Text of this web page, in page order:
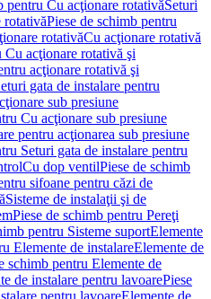
pentru Cu acţionare rotativăSeturi
rotativăPiese de schimb pentru
rotativăCu acţionare rotativă
Cu acţionare rotativă şi
acţionare rotativă şi
gata de instalare pentru
sub presiune
Cu acţionare sub presiune
pentru acţionarea sub presiune
Seturi gata de instalare pentru
Cu dop ventilPiese de schimb
sifoane pentru căzi de
Sisteme de instalaţii şi de
Piese de schimb pentru Pereţi
pentru Sisteme suportElemente
Elemente de instalareElemente de
schimb pentru Elemente de
de instalare pentru lavoarePiese
pentru lavoareElemente de